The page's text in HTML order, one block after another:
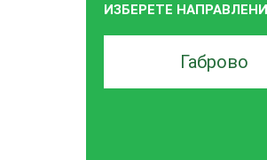
ИЗБЕРЕТЕ
Търсачка
по